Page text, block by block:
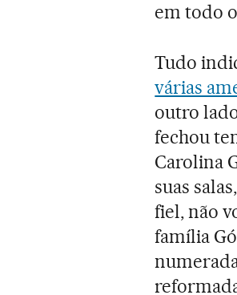
em todo
Tudo
várias
outro
fechou
Carolina
suas
fiel, não
família